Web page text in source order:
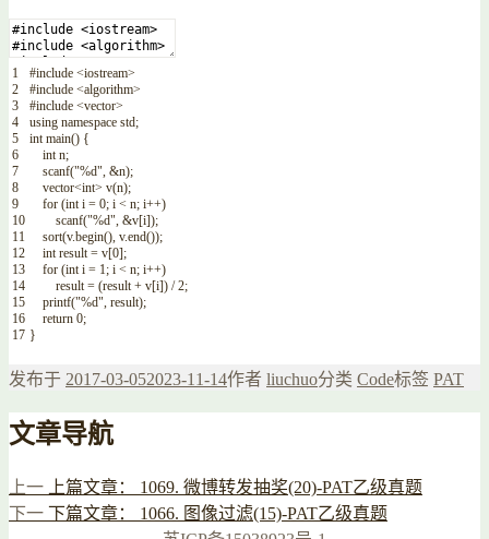
1
2
3
4
5
6
7
8
9
10
11
12
13
14
15
16
17
#include <iostream>
#include <algorithm>
#include <vector>
using namespace std;
int main() {
int n;
scanf("%d", &n);
vector<int> v(n);
for (int i = 0; i < n; i++)
scanf("%d", &v[i]);
sort(v.begin(), v.end());
int result = v[0];
for (int i = 1; i < n; i++)
result = (result + v[i]) / 2;
printf("%d", result);
return 0;
}
发布于 2017-03-052023-11-14作者 liuchuo分类 Code标签 PAT
文章导航
上一 上篇文章：
1069. 微博转发抽奖(20)-PAT乙级真题
下一 下篇文章：
1066. 图像过滤(15)-PAT乙级真题